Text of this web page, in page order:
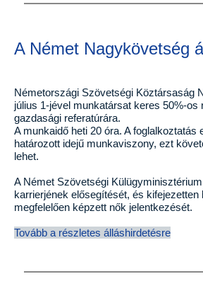
A Német Nagykövetség
Németországi Szövetségi Köztársaság
július 1-jével munkatársat keres 50%-os
gazdasági referatúrára.
A munkaidő heti 20 óra. A foglalkoztatás
határozott idejű munkaviszony, ezt
lehet.
A Német Szövetségi
karrierjének elősegítését, és kifejezetten
megfelelően képzett nők jelentkezését.
Tovább a részletes álláshirdetésre